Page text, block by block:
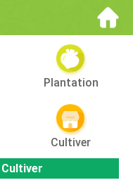
Plantation
Cultiver
Cultiver